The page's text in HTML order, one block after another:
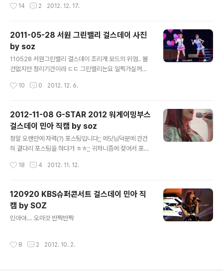
14 2 2012. 12. 17.
2011-05-28 서원 그린밸리 걸스데이 사진
by soz
110528 서원그린밸리 걸스데이 조리개 모드의 위엄.. 볼
건없지만 정리기간이라 ㄷㄷ 그린밸리는요 일찍가실꺼아
림 ㄷㄷㄷㄷㄷ
10 0 2012. 12. 6.
2012-11-08 G-STAR 2012 워게이밍부스
걸스데이 민아 직캠 by soz
정말 오랜만에 자력(?) 포스팅입니다;; 에딧님덕분에 간간
히 곁다리 포스팅을 하다가 ㅎㅎ;; 귀차니즘에 젖어서 포스
랬습니다. 제가 많은 무대를 보고 다니거나 한건 아니지만
은 역시..하는 무대매너가 있고 의외로 제법 이름이있는대
도 실제무대는 영 별로인경우도 있고 방송에서는 참 열심
히 하는데 소위 말하는 행사들에서는 정말 대충대충 하는
게 눈에 보이는 경우도 있고.. 뭐 어느 경우에서든 열심히
죠 그린무브였던가요 사람이 그렇게 많지도 않고 방송도
18 4 2012. 11. 12.
120920 KBS슈퍼콘서트 걸스데이 민아 직
캠 by SOZ
민아야.... 오마갓 반짝반짝
8 2 2012. 10. 2.